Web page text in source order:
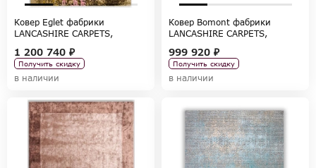
Ковер Eglet фабрики
LANCASHIRE CARPETS,
1 200 740 ₽
Получить скидку
в наличии
Ковер Bomont фабрики
LANCASHIRE CARPETS,
999 920 ₽
Получить скидку
в наличии